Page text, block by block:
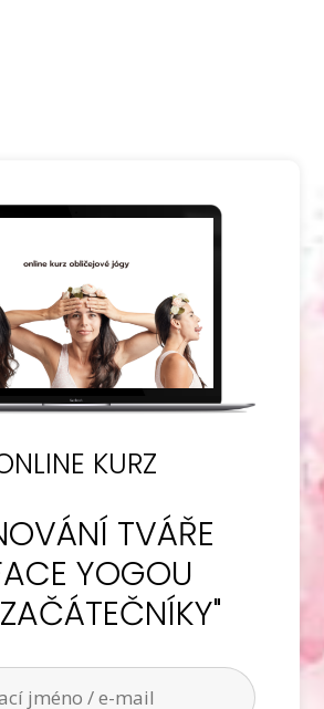
KURZ
TVÁŘE
YOGOU